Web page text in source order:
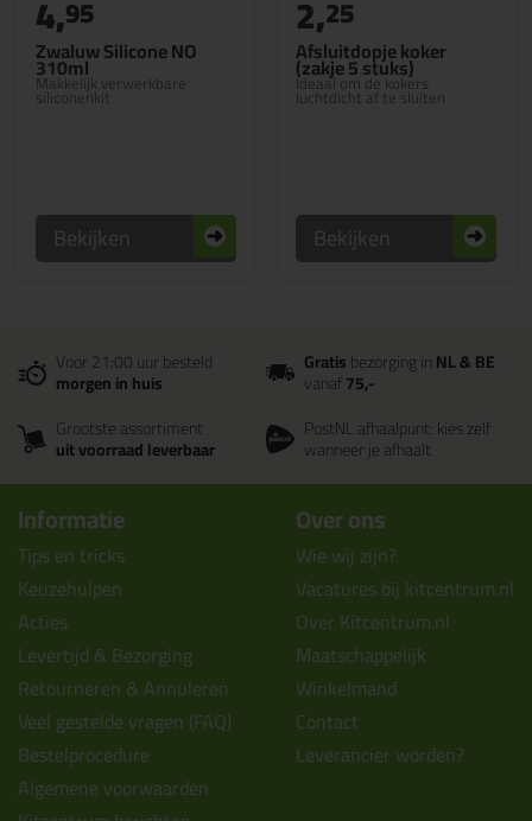
Zwaluw Silicone NO
310ml
Makkelijk verwerkbare
siliconenkit
4,95
Bekijken
Afsluitdopje koker
(zakje 5 stuks)
Ideaal om de kokers
luchtdicht af te sluiten
2,25
Bekijken
Voor 21:00 uur besteld
morgen in huis
Gratisbezorging inNL & BE
vanaf75,-
Grootste assortiment
uit voorraad leverbaar
PostNL afhaalpunt: kies zelf
wanneer je afhaalt
Informatie
Tips en tricks
Keuzehulpen
Acties
Levertijd & Bezorging
Retourneren & Annuleren
Veel gestelde vragen (FAQ)
Bestelprocedure
Algemene voorwaarden
Over ons
Wie wij zijn?
Vacatures bij kitcentrum.nl
Over Kitcentrum.nl
Maatschappelijk
Winkelmand
Contact
Leverancier worden?